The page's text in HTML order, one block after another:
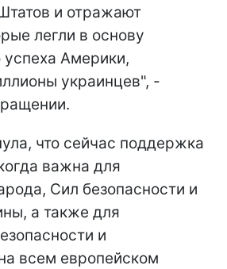
и отражают
легли в основу
успеха Америки,
украинцев", -
что сейчас поддержка
важна для
Сил безопасности и
а также для
и
всем европейском